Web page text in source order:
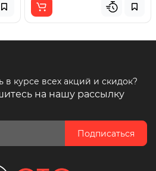
в курсе всех акций и скидок?
на нашу рассылку
Подписаться